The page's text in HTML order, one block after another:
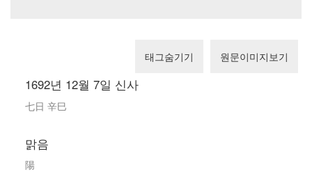
태그숨기기 원문이미지보기
1692년 12월 7일 신사
七日 辛巳
맑음
陽